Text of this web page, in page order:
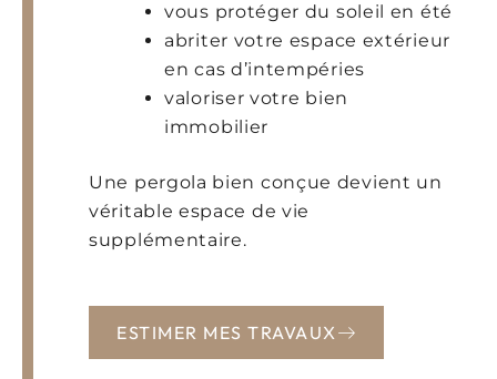
vous protéger du soleil en été
abriter votre espace extérieur
en cas d’intempéries
valoriser votre bien
immobilier
Une pergola bien conçue devient un
véritable espace de vie
supplémentaire.
ESTIMER MES TRAVAUX